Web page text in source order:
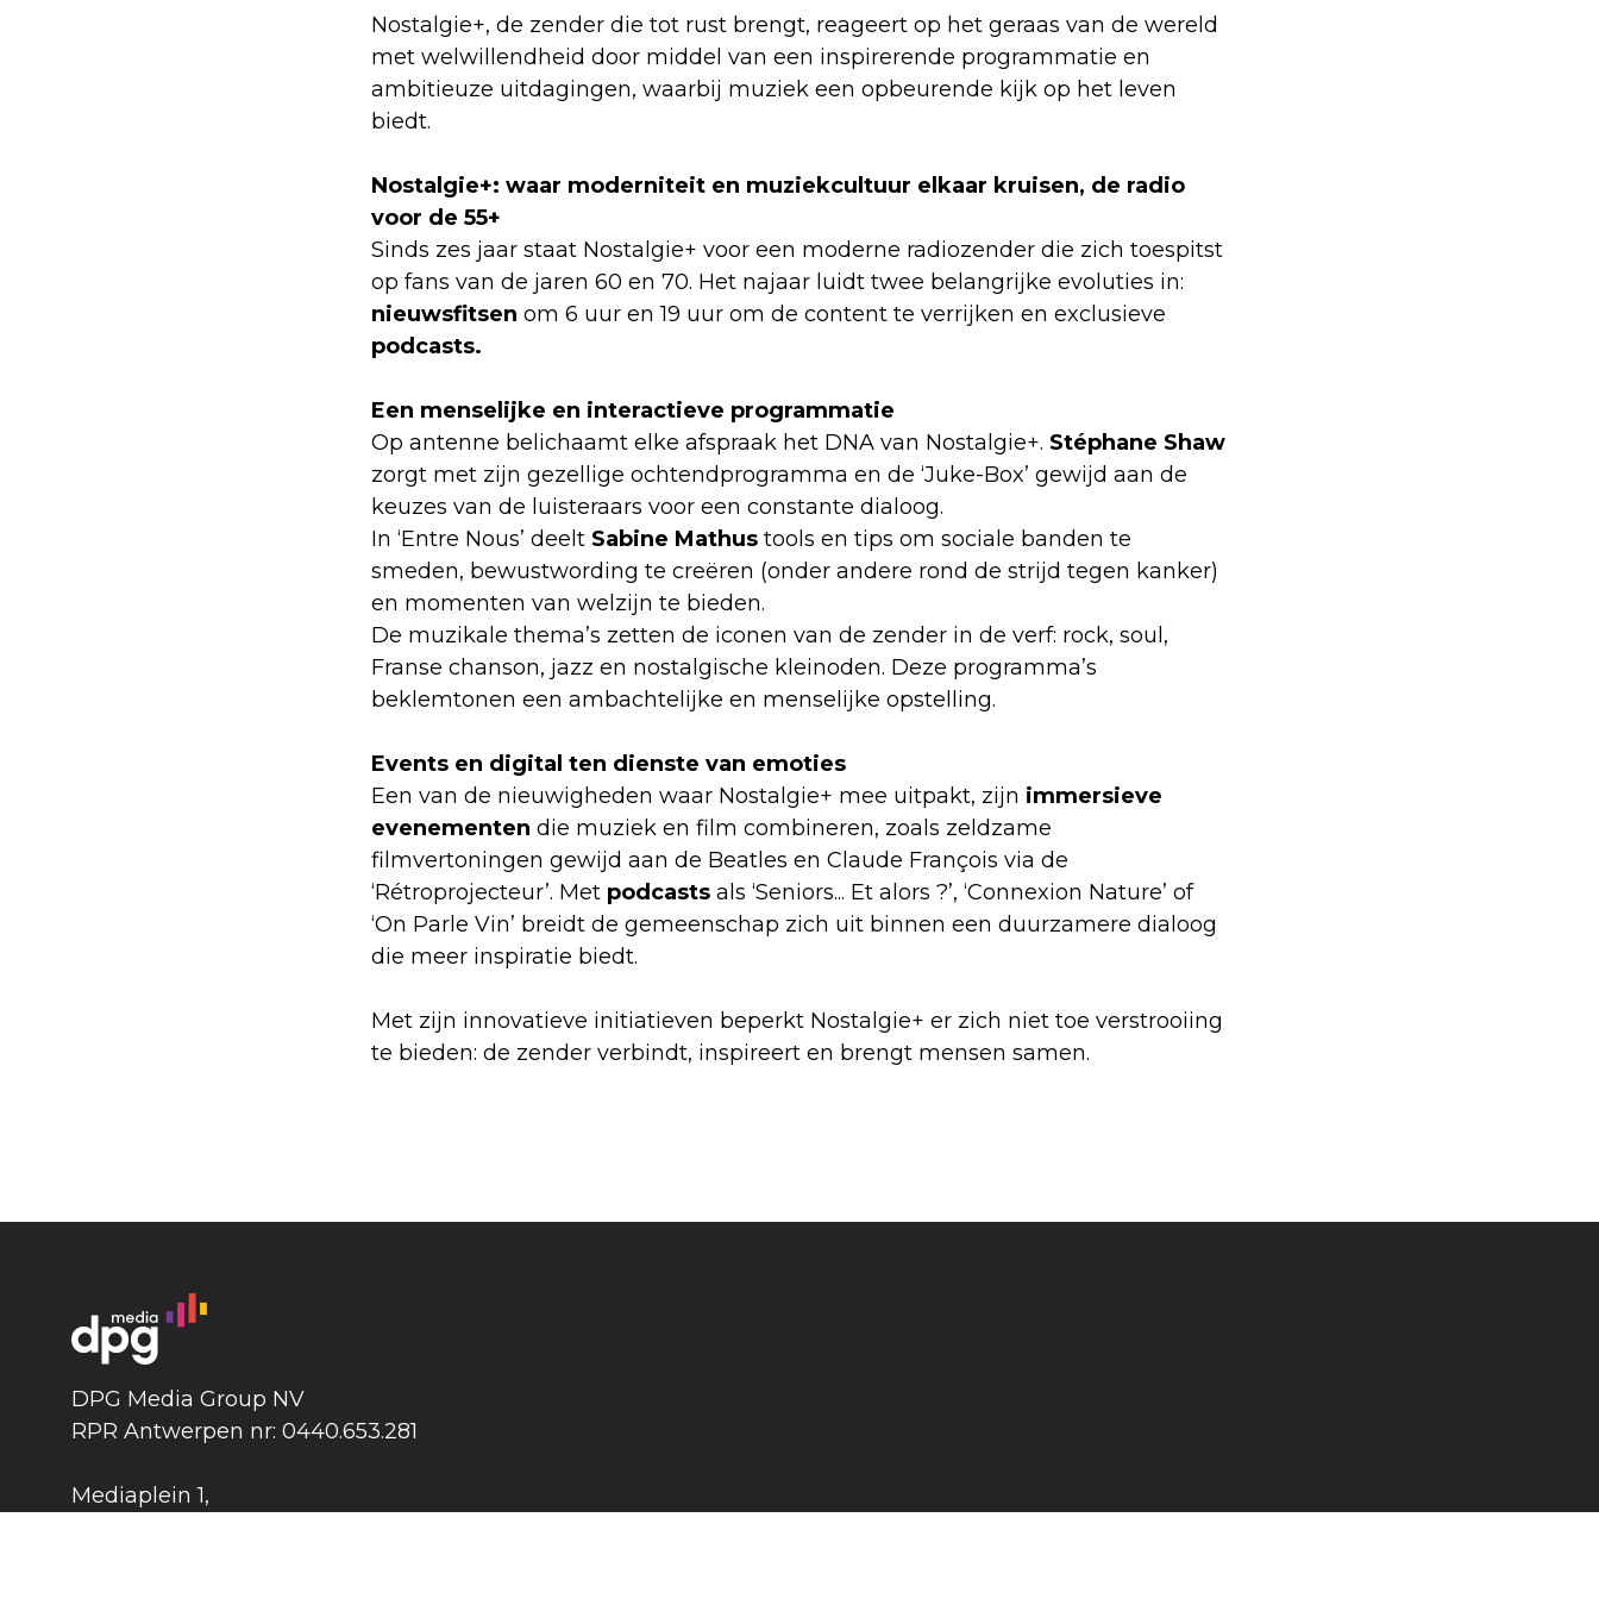
Nostalgie+, de zender die tot rust brengt, reageert op het geraas van de wereld
met welwillendheid door middel van een inspirerende programmatie en
ambitieuze uitdagingen, waarbij muziek een opbeurende kijk op het leven
biedt.
Nostalgie+: waar moderniteit en muziekcultuur elkaar kruisen, de radio
voor de 55+
Sinds zes jaar staat Nostalgie+ voor een moderne radiozender die zich toespitst
op fans van de jaren 60 en 70. Het najaar luidt twee belangrijke evoluties in:
nieuwsfitsen om 6 uur en 19 uur om de content te verrijken en exclusieve
podcasts.
Een menselijke en interactieve programmatie
Op antenne belichaamt elke afspraak het DNA van Nostalgie+. Stéphane Shaw
zorgt met zijn gezellige ochtendprogramma en de ‘Juke-Box’ gewijd aan de
keuzes van de luisteraars voor een constante dialoog.
In ‘Entre Nous’ deelt Sabine Mathus tools en tips om sociale banden te
smeden, bewustwording te creëren (onder andere rond de strijd tegen kanker)
en momenten van welzijn te bieden.
De muzikale thema’s zetten de iconen van de zender in de verf: rock, soul,
Franse chanson, jazz en nostalgische kleinoden. Deze programma’s
beklemtonen een ambachtelijke en menselijke opstelling.
Events en digital ten dienste van emoties
Een van de nieuwigheden waar Nostalgie+ mee uitpakt, zijn immersieve
evenementen die muziek en film combineren, zoals zeldzame
filmvertoningen gewijd aan de Beatles en Claude François via de
‘Rétroprojecteur’. Met podcasts als ‘Seniors... Et alors ?’, ‘Connexion Nature’ of
‘On Parle Vin’ breidt de gemeenschap zich uit binnen een duurzamere dialoog
die meer inspiratie biedt.
Met zijn innovatieve initiatieven beperkt Nostalgie+ er zich niet toe verstrooiing
te bieden: de zender verbindt, inspireert en brengt mensen samen.
DPG Media Group NV
RPR Antwerpen nr: 0440.653.281
Mediaplein 1,